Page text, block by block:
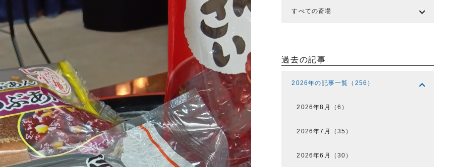
すべての斎場 expand_more
過去の記事
2026年の記事一覧（256） expand_more
2026年8月（6）
2026年7月（35）
2026年6月（30）